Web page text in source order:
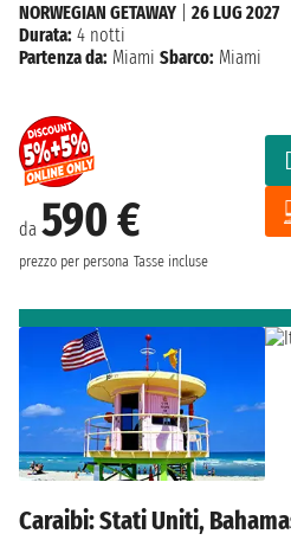
da 590 €
prezzo per persona Tasse incluse
NORWEGIAN GETAWAY
26 LUG 2027
Durata: 4 notti
Partenza da: Miami Sbarco: Miami
Caraibi: Stati Uniti,